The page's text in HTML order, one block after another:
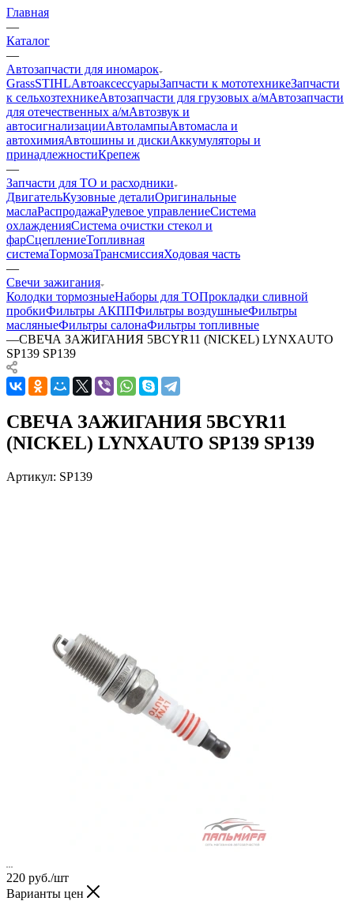
Главная
—
Каталог
—
Автозапчасти для иномарок
GrassSTIHLАвтоаксессуарыЗапчасти к мототехникеЗапчасти
к сельхозтехникеАвтозапчасти для грузовых а/мАвтозапчасти
для отечественных а/мАвтозвук и
автосигнализацииАвтолампыАвтомасла и
автохимияАвтошины и дискиАккумуляторы и
принадлежностиКрепеж
—
Запчасти для ТО и расходники
ДвигательКузовные деталиОригинальные
маслаРаспродажаРулевое управлениеСистема
охлажденияСистема очистки стекол и
фарСцеплениеТопливная
системаТормозаТрансмиссияХодовая часть
—
Свечи зажигания
Колодки тормозныеНаборы для ТОПрокладки сливной
пробкиФильтры АКППФильтры воздушныеФильтры
масляныеФильтры салонаФильтры топливные
—СВЕЧА ЗАЖИГАНИЯ 5BCYR11 (NICKEL) LYNXAUTO
SP139 SP139
СВЕЧА ЗАЖИГАНИЯ 5BCYR11
(NICKEL) LYNXAUTO SP139 SP139
Артикул: SP139
220 руб./шт
Варианты цен